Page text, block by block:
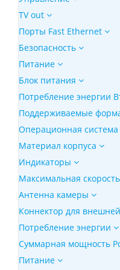
TV out
Порты Fast Ethernet
Безопасность
Питание
Блок питания
Потребление энергии
Поддерживаемые
Операционная система
Материал корпуса
Индикаторы
Максимальная
Антенна камеры
Коннектор для
Потребление энергии
Суммарная мощность
Питание